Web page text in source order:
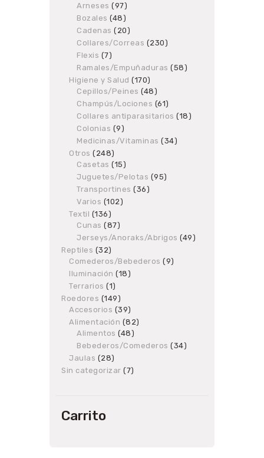
products
Arneses 9797
products
Bozales 4848
products
Cadenas 2020
products
Collares/Correas 230230
Flexis 77
products
Ramales/Empuñaduras 5858
Higiene y Salud 170170
products
Cepillos/Peines 4848
products
Champús/Lociones 6161
products
Collares antiparasitarios 1818
Colonias 99
products
Medicinas/Vitaminas 3434
Otros 248248
products
Casetas 1515
products
Juguetes/Pelotas 9595
Transportines 3636
Varios 102102
Textil 136136
products
Cunas 8787
products
Jerseys/Anoraks/Abrigos 4949
Reptiles 3232
products
Comederos/Bebederos 99
Iluminación 1818
Terrarios 11
product
Roedores 149149
products
Accesorios 3939
products
Alimentación 8282
Alimentos 4848
products
Bebederos/Comederos 3434
Jaulas 2828
products
Sin categorizar 77
Carrito